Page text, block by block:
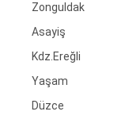
Zonguldak
Asayiş
Kdz.Ereğli
Yaşam
Düzce